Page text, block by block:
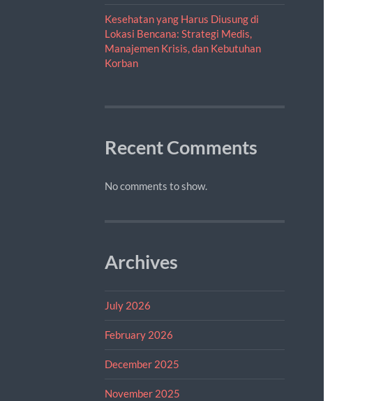
Kesehatan yang Harus Diusung di
Lokasi Bencana: Strategi Medis,
Manajemen Krisis, dan Kebutuhan
Korban
Recent Comments
No comments to show.
Archives
July 2026
February 2026
December 2025
November 2025